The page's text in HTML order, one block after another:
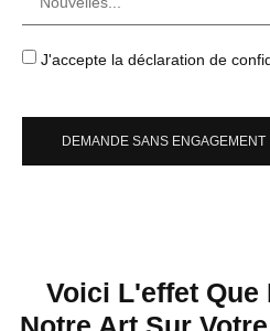
J'accepte la déclaration de
DEMANDE SANS ENGAGEMENT
Voici L'effet